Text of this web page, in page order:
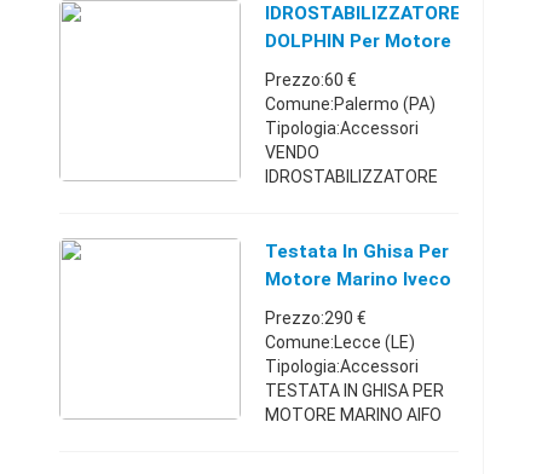
realizzati in vinile
adesivo prespaziato (
fo ...
IDROSTABILIZZATORE
DOLPHIN Per Motore
Marino F.b
Prezzo:60 €
Comune:Palermo (PA)
Tipologia:Accessori
VENDO
IDROSTABILIZZATORE
interessati x maggiori
dettagli. Spedisco +s.s.
Testata In Ghisa Per
Motore Marino Iveco
Aifo 8061
Prezzo:290 €
Comune:Lecce (LE)
Tipologia:Accessori
TESTATA IN GHISA PER
MOTORE MARINO AIFO